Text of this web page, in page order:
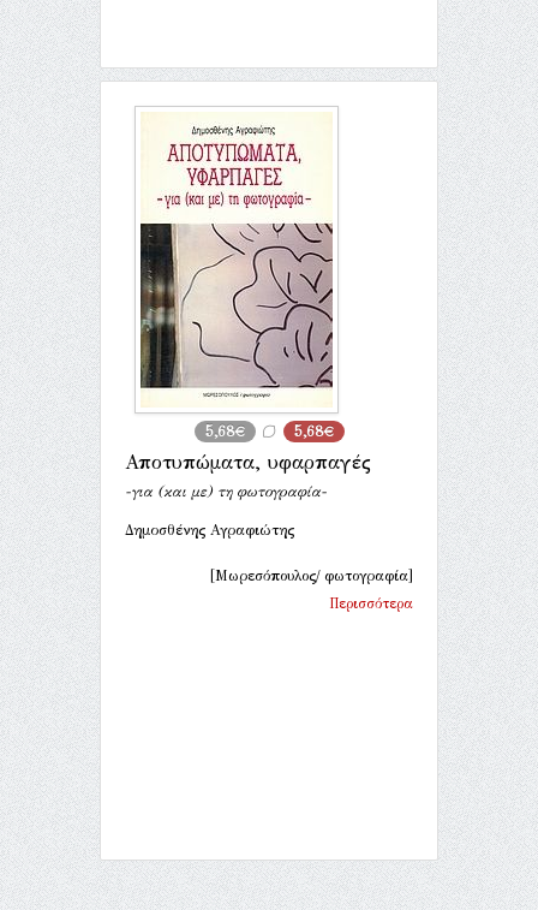
5,68€ 5,68€
Αποτυπώματα, υφαρπαγές
-για (και με) τη φωτογραφία-
Δημοσθένης Αγραφιώτης
[Μωρεσόπουλος/ φωτογραφία]
Περισσότερα